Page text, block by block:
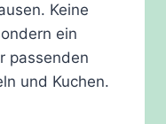
Keine
ein
passenden
und Kuchen.